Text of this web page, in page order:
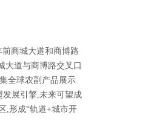
商城大道和商博路
大道与商博路交叉口
全球农副产品展示
展引擎,未来可望成
,形成“轨道+城市开